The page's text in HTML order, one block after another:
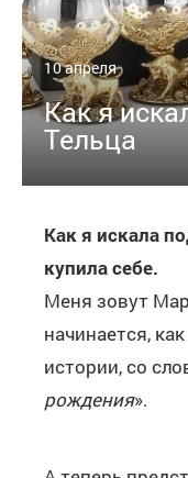
10 апреля
Как я
Тельца
Как я искала
купила себе.
Меня зовут
начинается,
истории, со
рождения».